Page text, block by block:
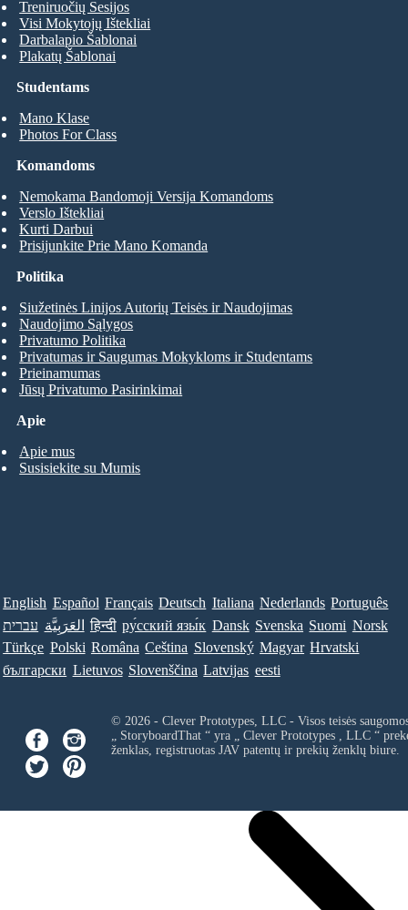
Studentams
Mano Klase
Photos For Class
Treniruočių Sesijos
Visi Mokytojų Ištekliai
Darbalapio Šablonai
Plakatų Šablonai
Komandoms
Nemokama Bandomoji Versija Komandoms
Verslo Ištekliai
Kurti Darbui
Prisijunkite Prie Mano Komanda
Apie
Apie mus
Susisiekite su Mumis
Politika
Siužetinės Linijos Autorių Teisės ir Naudojimas
Naudojimo Sąlygos
Privatumo Politika
Privatumas ir Saugumas Mokykloms ir Studentams
Prieinamumas
Jūsų Privatumo Pasirinkimai
English Español Français Deutsch Italiana Nederlands Português
עברית العَرَبِيَّة हिन्दी ру́сский язы́к Dansk Svenska Suomi Norsk
Türkçe Polski Româna Ceština Slovenský Magyar Hrvatski
български Lietuvos Slovenščina Latvijas eesti
© 2026 - Clever Prototypes, LLC - Visos teisės
„ StoryboardThat “ yra „ Clever Prototypes , LLC“
ženklas, registruotas JAV patentų ir prekių ženklų biure.